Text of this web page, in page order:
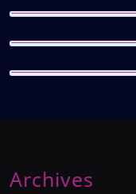
Archives